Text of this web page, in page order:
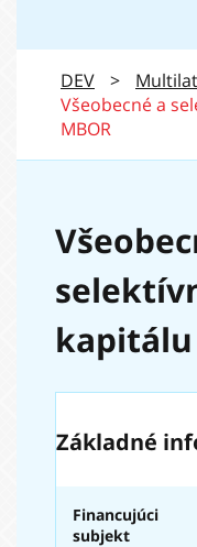
DEV >
Všeobecné a
MBOR
kapitálu
Základné
Financujúci
subjekt